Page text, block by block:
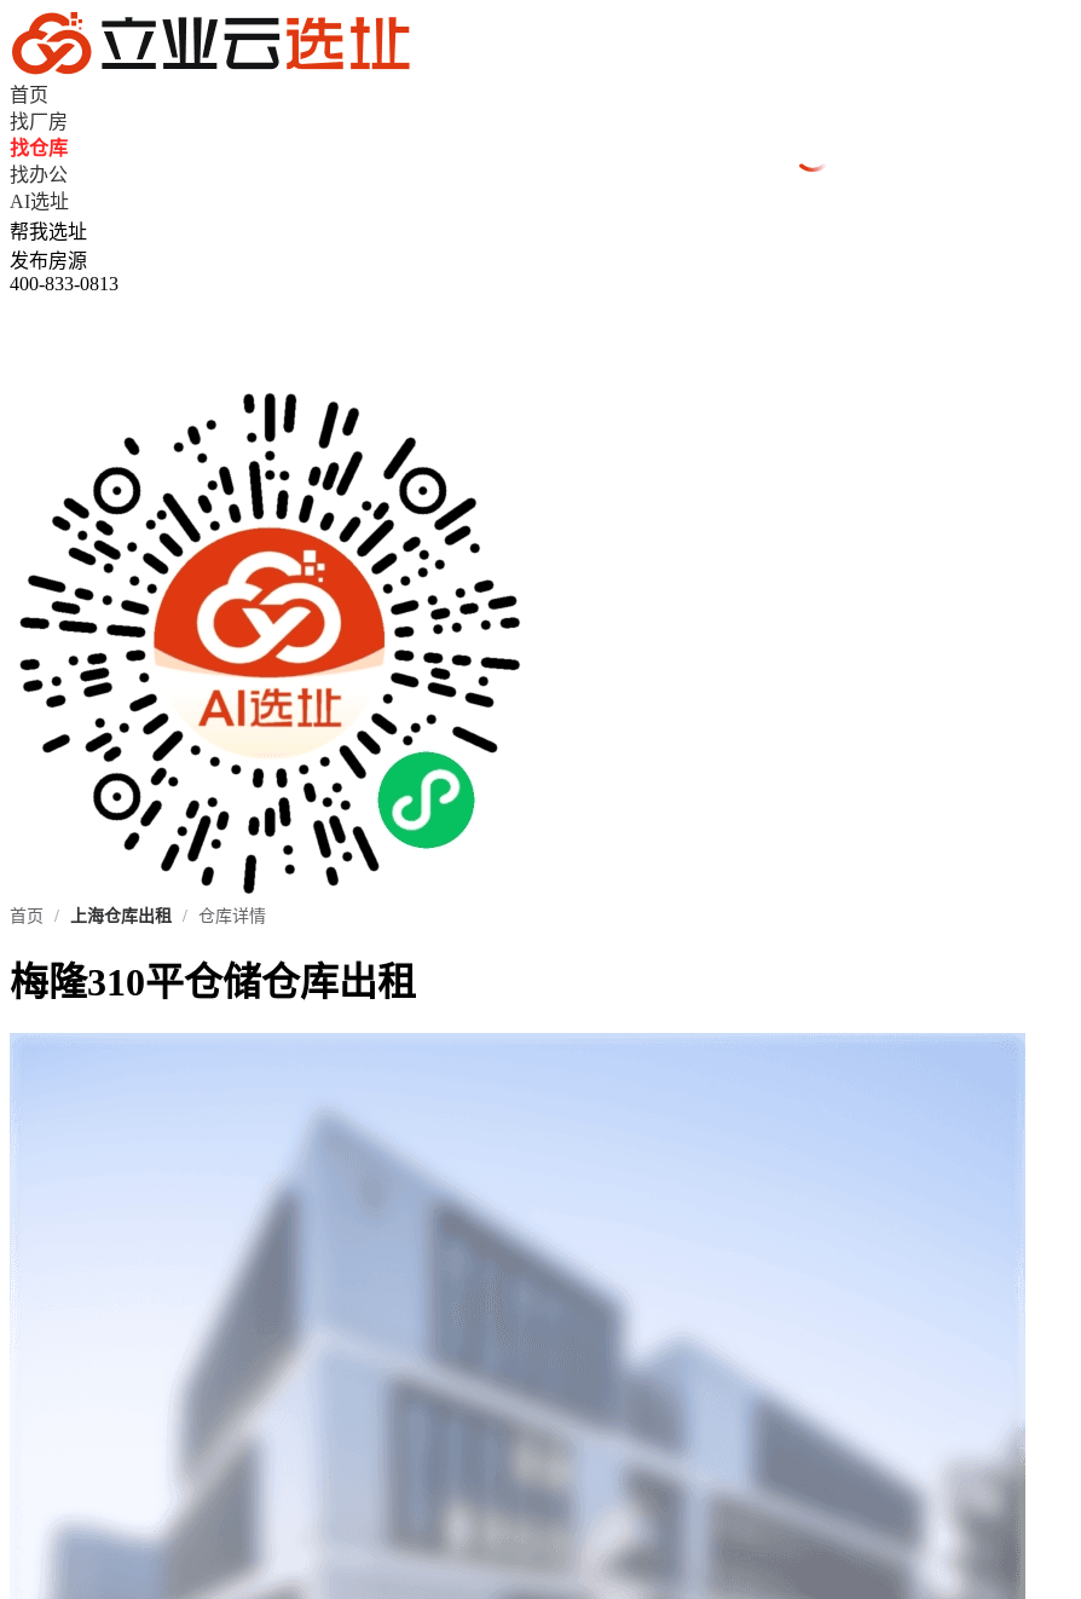
首页
找厂房
找仓库
找办公
AI选址
帮我选址
发布房源
400-833-0813
首页 / 上海仓库出租 / 仓库详情
梅隆310平仓储仓库出租